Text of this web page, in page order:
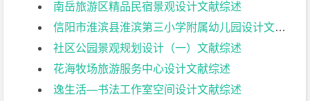
南岳旅游区精品民宿景观设计文献综述
信阳市淮滨县淮滨第三小学附属幼儿园设计文献综述
社区公园景观规划设计（一）文献综述
花海牧场旅游服务中心设计文献综述
逸生活—书法工作室空间设计文献综述